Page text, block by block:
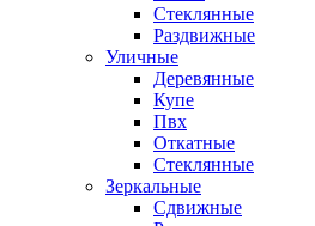
Стеклянные
Раздвижные
Уличные
Деревянные
Купе
Пвх
Откатные
Стеклянные
Зеркальные
Сдвижные